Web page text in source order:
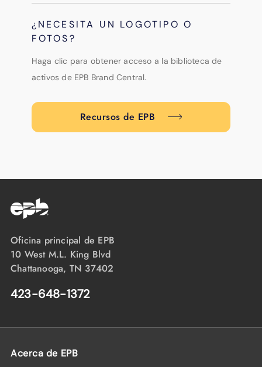
¿NECESITA UN LOGOTIPO O
FOTOS?
Haga clic para obtener acceso a la biblioteca de
activos de EPB Brand Central.
Recursos de EPB
Oficina principal de EPB
10 West M.L. King Blvd
Chattanooga, TN 37402
423-648-1372
Acerca de EPB